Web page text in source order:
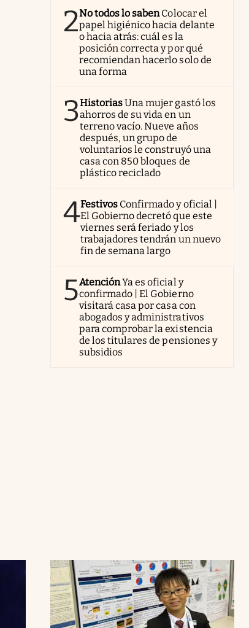
2No todos lo sabenColocar el
papel higiénico hacia delante
o hacia atrás: cuál es la
posición correcta y por qué
recomiendan hacerlo solo de
una forma
3HistoriasUna mujer gastó los
ahorros de su vida en un
terreno vacío. Nueve años
después, un grupo de
voluntarios le construyó una
casa con 850 bloques de
plástico reciclado
4Festivos Confirmado y oficial |
El Gobierno decretó que este
viernes será feriado y los
trabajadores tendrán un nuevo
fin de semana largo
5AtenciónYa es oficial y
confirmado | El Gobierno
visitará casa por casa con
abogados y administrativos
para comprobar la existencia
de los titulares de pensiones y
subsidios